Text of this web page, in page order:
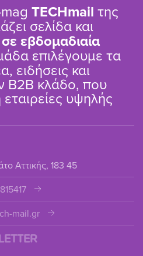
TΕCHmail της
σελίδα και
σε εβδομαδιαία
επιλέγουμε τα
ειδήσεις και
B2B κλάδο, που
υψηλής
Αττικής, 183 45
mail.gr